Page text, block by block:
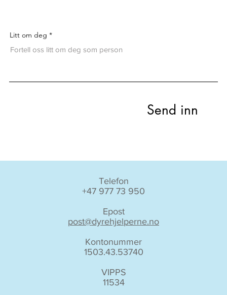
Send inn
Litt om deg
Kontonummer
1503.43.53740
VIPPS
11534
Telefon
+47 977 73 950
Epost
post@dyrehjelperne.no